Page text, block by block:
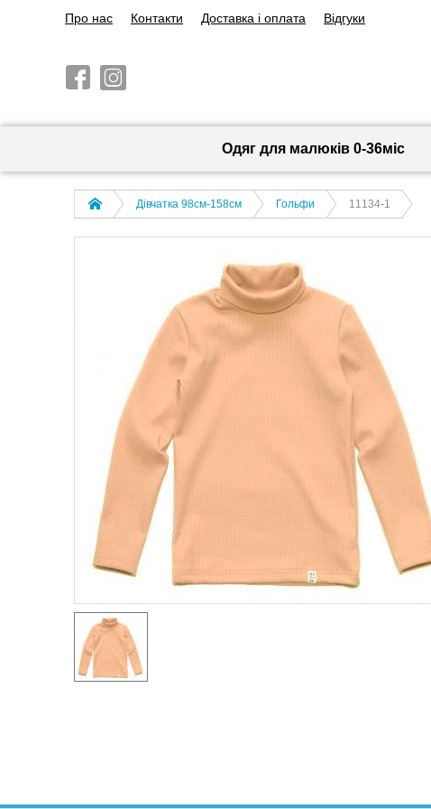
Про нас Контакти Доставка і оплата Відгуки
Одяг для малюків 0-36міс
Дівчатка 98cм-158см Гольфи 11134-1